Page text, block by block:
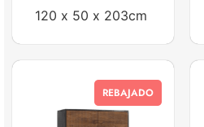
120 x 50 x 203cm
REBAJADO